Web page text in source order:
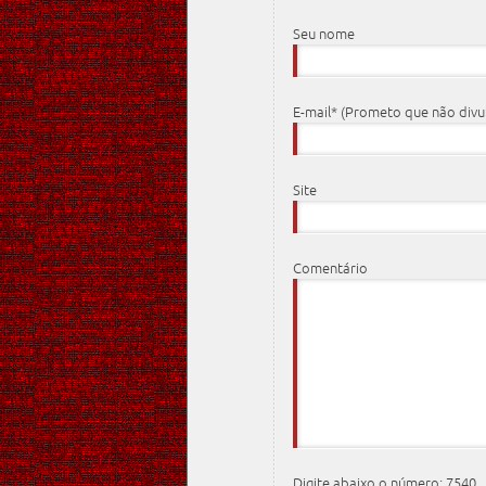
Seu nome
E-mail* (Prometo que não
Site
Comentário